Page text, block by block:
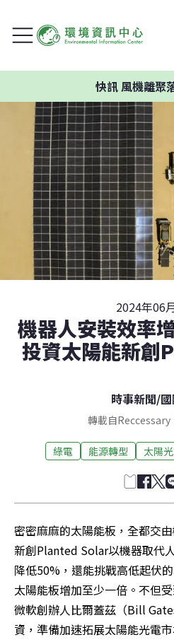
風機離聚落、
2024年06
機器人安裝效率
投資太陽能新
時事新聞/
轉載自Reccessary
綠電 能源轉型 太陽
密密麻麻的太陽能板，全都交
新創Planted Solar以機器取代
降低50%，還能挑戰高低起伏
太陽能板增加至少一倍。不但
微軟創辦人比爾蓋茲（Bill
資，準備加速拓展太陽能光電市